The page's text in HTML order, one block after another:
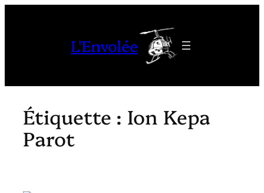
L'Envolée
Étiquette : Ion Kepa
Parot